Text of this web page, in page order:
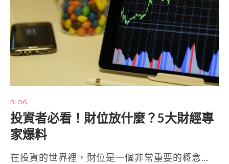
BLOG
投資者必看！財位放什麼？5大財經專
家爆料
在投資的世界裡，財位是一個非常重要的概念…